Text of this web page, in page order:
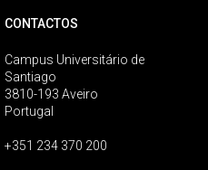
CONTACTOS
Campus Universitário de
Santiago
3810-193 Aveiro
Portugal
+351 234 370 200